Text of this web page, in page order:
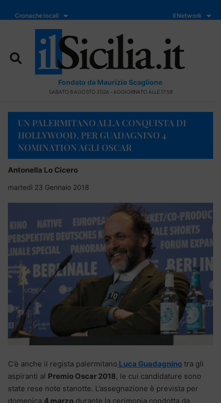
Cronache locali Il Network
Fondato da Maurizio Scaglione
SABATO 8 AGOSTO 2026 - AGGIORNATO ALLE 17:58
UN PALERMITANO ALLA CONQUISTA DI
HOLLYWOOD, PER GUADAGNINO 4
NOMINATION AGLI OSCAR
Antonella Lo Cicero
martedì 23 Gennaio 2018
C’è anche il regista palermitano Luca Guadagnino tra gli
aspiranti al Premio Oscar 2018, le cui candidature sono
state rese note stanotte. L’assegnazione è prevista per
domenica 4 marzo durante la cerimonia condotta da